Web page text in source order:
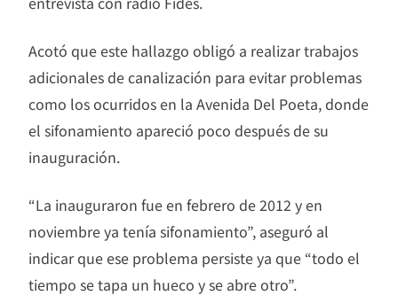
Acotó que este hallazgo obligó a realizar trabajos
adicionales de canalización para evitar problemas
como los ocurridos en la Avenida Del Poeta, donde
el sifonamiento apareció poco después de su
inauguración.
“La inauguraron fue en febrero de 2012 y en
noviembre ya tenía sifonamiento”, aseguró al
indicar que ese problema persiste ya que “todo el
tiempo se tapa un hueco y se abre otro”.